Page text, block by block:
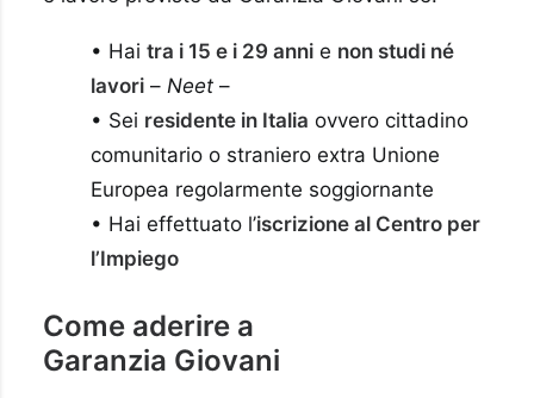
• Hai tra i 15 e i 29 anni e non studi né
lavori – Neet –
• Sei residente in Italia ovvero cittadino
comunitario o straniero extra Unione
Europea regolarmente soggiornante
• Hai effettuato l’iscrizione al Centro per
l’Impiego
Come aderire a
Garanzia Giovani